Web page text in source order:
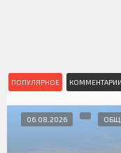
ПОПУЛЯРНОЕ КОММЕНТАРИИ
06.08.2026